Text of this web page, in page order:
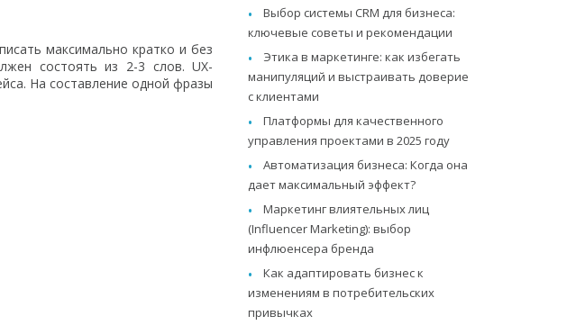
максимально кратко и без
состоять из 2-3 слов. UX-
На составление одной фразы
Выбор системы CRM для бизнеса:
ключевые советы и рекомендации
Этика в маркетинге: как избегать
манипуляций и выстраивать доверие
с клиентами
Платформы для качественного
управления проектами в 2025 году
Автоматизация бизнеса: Когда она
дает максимальный эффект?
Маркетинг влиятельных лиц
(Influencer Marketing): выбор
инфлюенсера бренда
Как адаптировать бизнес к
изменениям в потребительских
привычках